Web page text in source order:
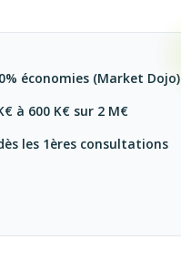
économies (Market Dojo)
à 600 K€ sur 2 M€
les 1ères consultations